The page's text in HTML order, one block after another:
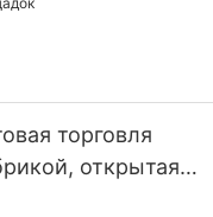
торговля
открытая